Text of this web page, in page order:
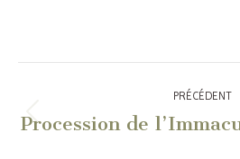
Navigation
article
PRÉCÉDENT
Article
Procession de